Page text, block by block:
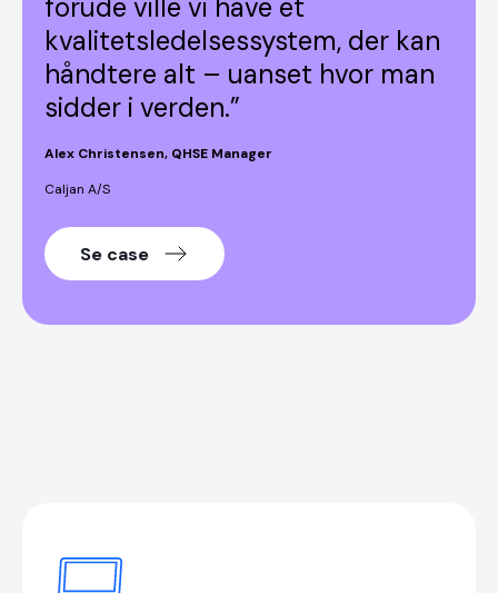
forude ville vi have et
kvalitetsledelsessystem, der kan
håndtere alt – uanset hvor man
sidder i verden.”
Alex Christensen, QHSE Manager
Caljan A/S
Se case